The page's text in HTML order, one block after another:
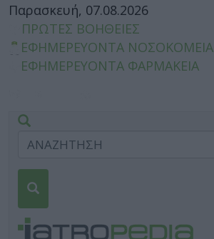
Παρασκευή, 07.08.2026
ΠΡΩΤΕΣ ΒΟΗΘΕΙΕΣ
ΕΦΗΜΕΡΕΥΟΝΤΑ ΝΟΣΟΚΟΜΕΙΑ
ΕΦΗΜΕΡΕΥΟΝΤΑ ΦΑΡΜΑΚΕΙΑ